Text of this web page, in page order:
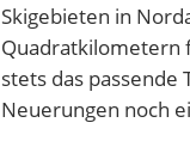
Skigebieten in
Quadratkilometern
stets das passende
Neuerungen noch